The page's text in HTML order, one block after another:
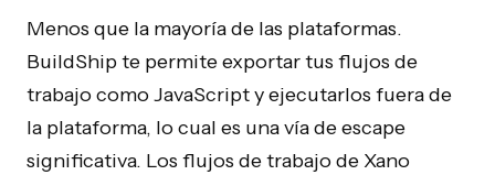
Menos que la mayoría de las plataformas.
BuildShip te permite exportar tus flujos de
trabajo como JavaScript y ejecutarlos fuera de
la plataforma, lo cual es una vía de escape
significativa. Los flujos de trabajo de Xano
Agencia Bubble
Agencia WeWeb
Auditoría de IA